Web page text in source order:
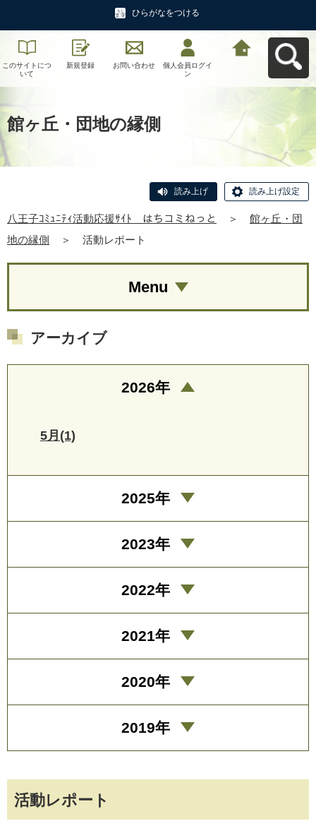
ひらがなをつける
このサイトにつ
いて
新規登録 お問い合わせ
個人会員ログイ
ン
館ヶ丘・団地の縁側
読み上げ 読み上げ設定
八王子ｺﾐｭﾆﾃｨ活動応援ｻｲﾄ はちコミねっと ＞
館ヶ丘・団
地の縁側
＞ 活動レポート
活動レポート
Menu
アーカイブ
2026年
5月(1)
2025年
2023年
2022年
2021年
2020年
2019年